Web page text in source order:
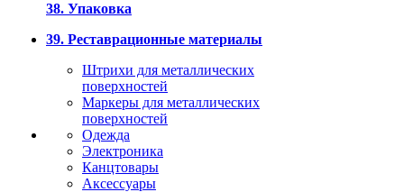
38. Упаковка
39. Реставрационные материалы
Штрихи для металлических
поверхностей
Маркеры для металлических
поверхностей
Одежда
Электроника
Канцтовары
Аксессуары